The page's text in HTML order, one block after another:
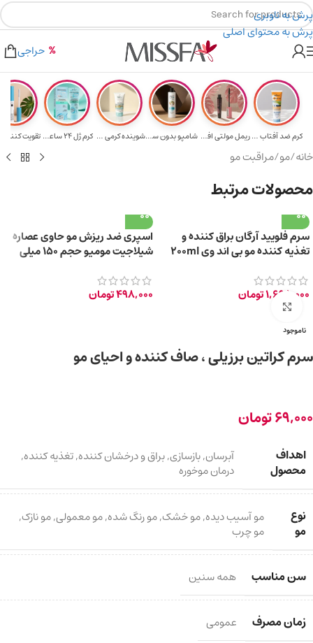
پرش به ناوبری
پرش به محتوای اصلی
۲٪ تخفیف روی سبد خرید برای روش کارت به کارت
هدیه برای خرید های بالای ۵ میلیون تومن
حراجی
کرم ضد آفتاب حا... ریمل مولتی افکت... شامپو بدون سولف... شوینده کرمی صور... کرم ژل ۲۴ ساعته... تقویت‌ کننده
خانه/مو/مراقبت مو
محصولات مرتبط
سرم فلویید آرگان براق کننده و
تغذیه کننده مو بی اند وی 200ml
1,698,000تومان
اسپری ضد ریزش مو حاوی عصاره
شیلاجیت مومیو حجم ۱۵۰ میلی
498,000تومان
ناموجود
برای بزرگ‌نمایی کلیک کنید
سرم کراتین برزیلی ، صاف کننده و احیای مو
69,000تومان
اهداف
محصول
آبرسان,بازسازی,براق و درخشان کننده,تغذیه کننده,
درمان موخوره
نوع
مو
مو آسیب دیده,مو خشک,مو رنگ شده,مو معمولی,مو نازک,
مو چرب
سن مناسب همه سنین
زمان مصرف عمومی